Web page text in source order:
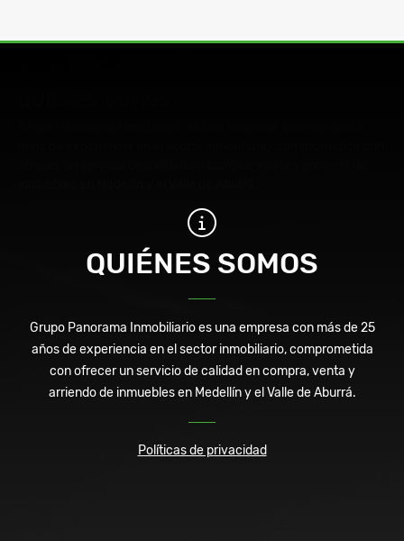
QUIÉNES SOMOS
Grupo Panorama Inmobiliario es una empresa con más de 25
años de experiencia en el sector inmobiliario, comprometida
con ofrecer un servicio de calidad en compra, venta y
arriendo de inmuebles en Medellín y el Valle de Aburrá.
Políticas de privacidad